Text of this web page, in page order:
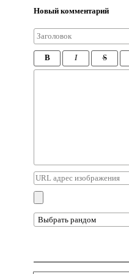
Новый комментарий
B I S